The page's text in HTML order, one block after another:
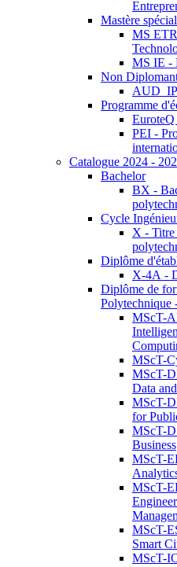
Mastère
MS
MS IE -
Non
Programme
PEI -
Catalogue 2024 -
Bachelor
BX -
Cycle
X - Titre
Diplôme
X-4A -
Diplôme de
MScT-
MScT-
MScT-
Data
MScT-
for
MScT-
Business
MScT-
MScT-
MScT-
Smart
MScT-